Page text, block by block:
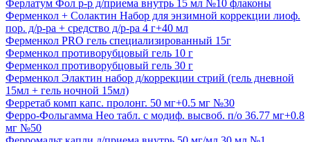
Ферлатум Фол р-р д/приема внутрь 15 мл №10 флаконы
Ферменкол + Солактин Набор для энзимной коррекции лиоф.
пор. д/р-ра + средство д/р-ра 4 г+40 мл
Ферменкол PRO гель специализированный 15г
Ферменкол противорубцовый гель 10 г
Ферменкол противорубцовый гель 30 г
Ферменкол Элактин набор д/коррекции стрий (гель дневной
15мл + гель ночной 15мл)
Ферретаб комп капс. пролонг. 50 мг+0.5 мг №30
Ферро-Фольгамма Нео табл. с модиф. высвоб. п/о 36.77 мг+0.8
мг №50